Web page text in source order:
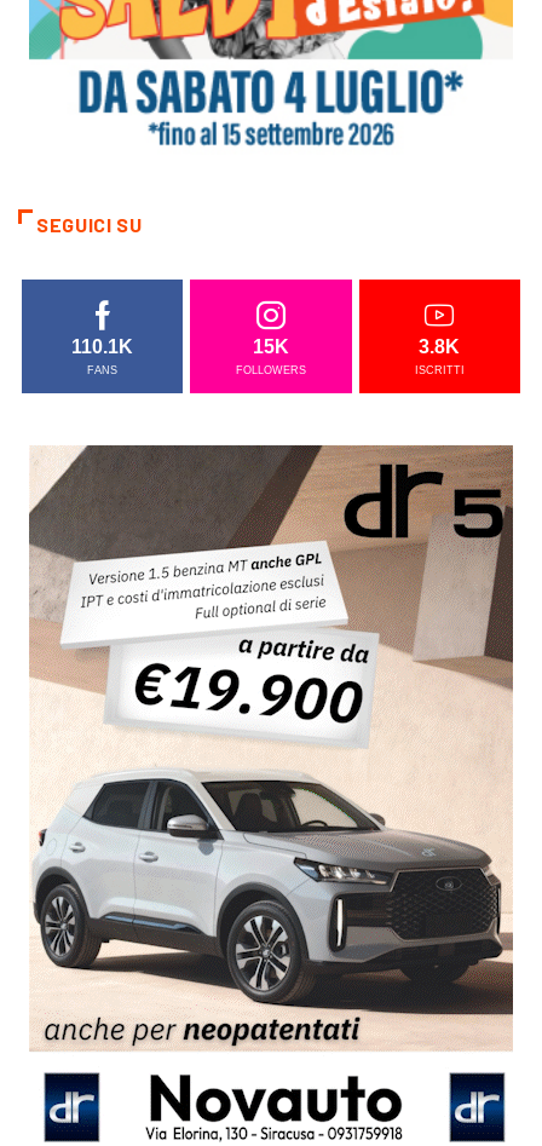
SEGUICI SU
110.1K
FANS
15K
FOLLOWERS
3.8K
ISCRITTI